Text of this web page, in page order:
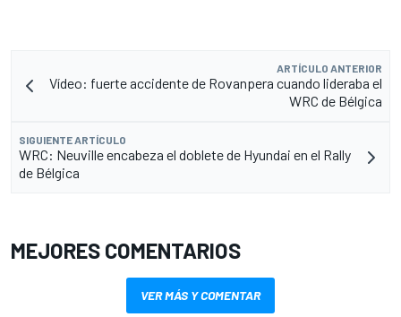
ARTÍCULO ANTERIOR
Vídeo: fuerte accidente de Rovanpera cuando lideraba el
WRC de Bélgica
SIGUIENTE ARTÍCULO
WRC: Neuville encabeza el doblete de Hyundai en el Rally
de Bélgica
MEJORES COMENTARIOS
VER MÁS Y COMENTAR